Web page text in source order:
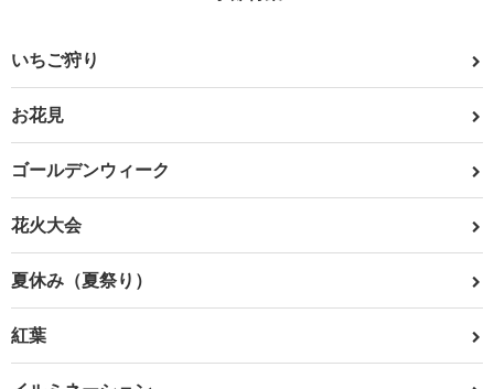
いちご狩り
お花見
ゴールデンウィーク
花火大会
夏休み（夏祭り）
紅葉